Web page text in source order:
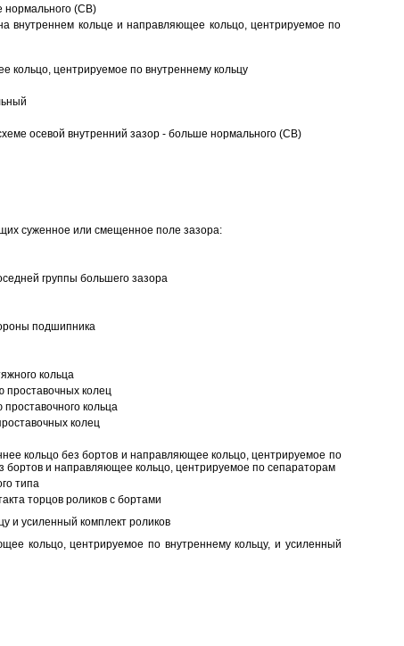
(CB)
внутреннем кольце и направляющее кольцо, центрируемое по
центрируемое по внутреннему кольцу
осевой внутренний зазор - больше нормального (CB)
суженное или смещенное поле зазора:
группы большего зазора
подшипника
кольца
проставочных колец
кольца
колец
кольцо без бортов и направляющее кольцо, центрируемое по
бортов и направляющее кольцо, центрируемое по сепараторам
типа
торцов роликов с бортами
и усиленный комплект роликов
кольцо, центрируемое по внутреннему кольцу, и усиленный